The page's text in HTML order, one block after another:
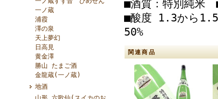
一ノ蔵
浦霞
澤の泉
天上夢幻
日高見
黄金澤
勝山 たまご酒
金龍蔵(一ノ蔵)
地酒
■酒質：特別純米
■酸度 1.3から1.5
50%
関連商品